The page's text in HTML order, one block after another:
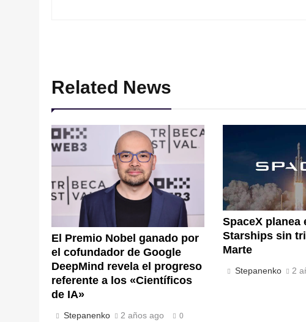
Related News
El Premio Nobel ganado por
el cofundador de Google
DeepMind revela el progreso
referente a los «Científicos
de IA»
Stepanenko 2 años ago 0
SpaceX planea
Starships sin
Marte
Stepanenko 2